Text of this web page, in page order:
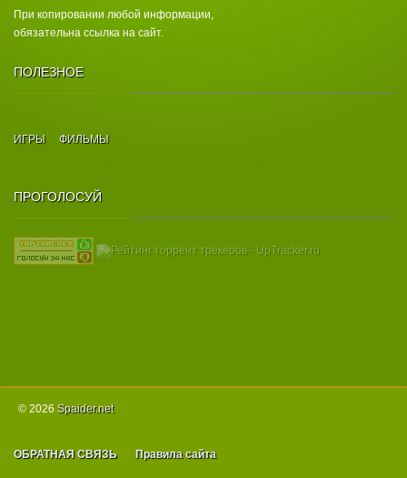
При копировании любой информации,
обязательна ссылка на сайт.
ПОЛЕЗНОЕ
ИГРЫ ФИЛЬМЫ
ПРОГОЛОСУЙ
© 2026 Spаider.net
ОБРАТНАЯ СВЯЗЬ Правила сайта